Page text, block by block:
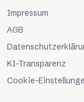
Impressum
AGB
KI-Transparenz
Cookie-